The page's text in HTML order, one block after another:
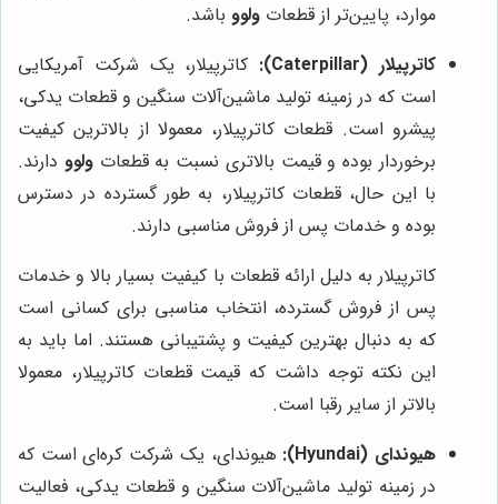
موارد، پایین‌تر از قطعات ولوو باشد.
کاترپیلار (Caterpillar):
کاترپیلار، یک شرکت آمریکایی
است که در زمینه تولید ماشین‌آلات سنگین و قطعات یدکی،
پیشرو است. قطعات کاترپیلار، معمولا از بالاترین کیفیت
برخوردار بوده و قیمت بالاتری نسبت به قطعاتولوو دارند.
با این حال، قطعات کاترپیلار، به طور گسترده در دسترس
بوده و خدمات پس از فروش مناسبی دارند.
کاترپیلار به دلیل ارائه قطعات با کیفیت بسیار بالا و خدمات
پس از فروش گسترده، انتخاب مناسبی برای کسانی است
که به دنبال بهترین کیفیت و پشتیبانی هستند. اما باید به
این نکته توجه داشت که قیمت قطعات کاترپیلار، معمولا
بالاتر از سایر رقبا است.
هیوندای (Hyundai):
هیوندای، یک شرکت کره‌ای است که
در زمینه تولید ماشین‌آلات سنگین و قطعات یدکی، فعالیت